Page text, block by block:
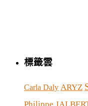
標籤雲
Carla Daly ARYZ